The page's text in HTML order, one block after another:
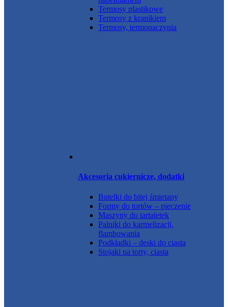
Termosy plastikowe
Termosy z kranikiem
Termosy, termonaczynia
Akcesoria cukiernicze, dodatki
Butelki do bitej śmietany
Formy do tortów – pieczenie
Maszyny do tartaletek
Palniki do karmelizacji,
flambowania
Podkładki – deski do ciasta
Stojaki na torty, ciasta